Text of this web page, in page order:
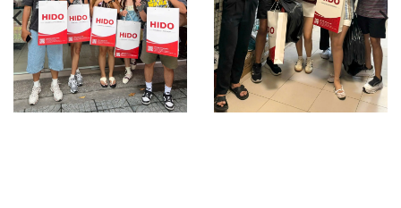
kiện pickleball.
Thông số kỹ thuật Túi Pickleball Joola
Tour Elite Pro Tropic Tide
Thương hiệu: JOOLA